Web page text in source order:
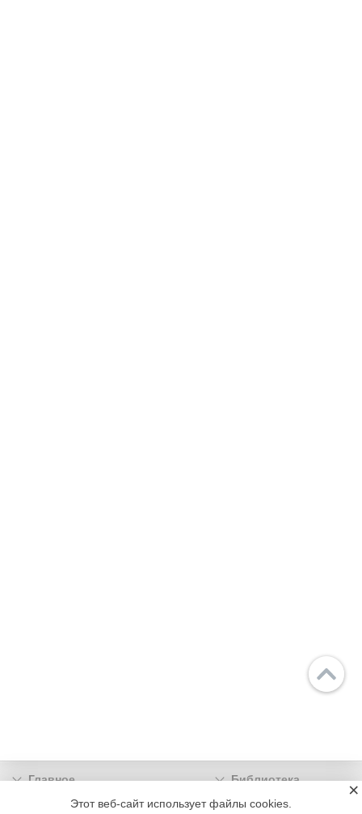
Главное
Библиотека
Подписка
Реклама
Этот веб-сайт использует файлы cookies.
×